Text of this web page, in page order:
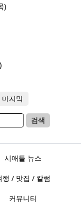
)
마지막
검색
시애틀 뉴스
행 / 맛집 / 칼럼
커뮤니티